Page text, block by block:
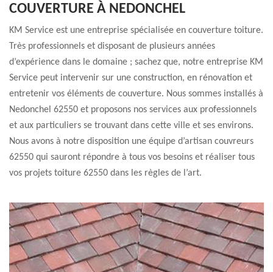
COUVERTURE À NEDONCHEL
KM Service est une entreprise spécialisée en couverture toiture.
Très professionnels et disposant de plusieurs années
d’expérience dans le domaine ; sachez que, notre entreprise KM
Service peut intervenir sur une construction, en rénovation et
entretenir vos éléments de couverture. Nous sommes installés à
Nedonchel 62550 et proposons nos services aux professionnels
et aux particuliers se trouvant dans cette ville et ses environs.
Nous avons à notre disposition une équipe d’artisan couvreurs
62550 qui sauront répondre à tous vos besoins et réaliser tous
vos projets toiture 62550 dans les règles de l’art.